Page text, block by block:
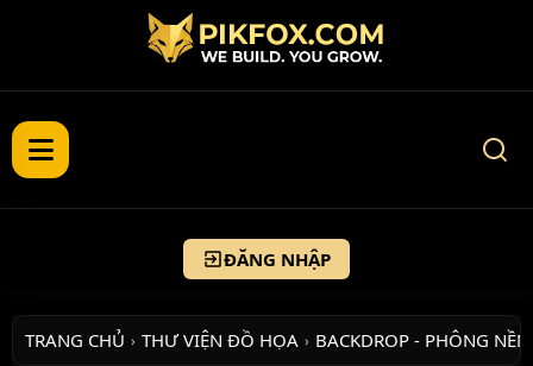
ĐĂNG NHẬP
TRANG CHỦ › THƯ VIỆN ĐỒ HỌA › BACKDROP - PHÔNG NỀN